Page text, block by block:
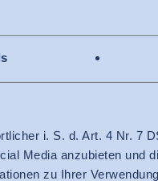
i. S. d. Art. 4 Nr. 7
Media anzubieten und
zu Ihrer
klar, welche
Wolle bei
und
und
Abbaubarkeit